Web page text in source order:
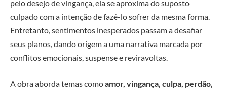
pelo desejo de vingança, ela se aproxima do suposto
culpado com a intenção de fazê-lo sofrer da mesma forma.
Entretanto, sentimentos inesperados passam a desafiar
seus planos, dando origem a uma narrativa marcada por
conflitos emocionais, suspense e reviravoltas.
A obra aborda temas comoamor, vingança, culpa, perdão,